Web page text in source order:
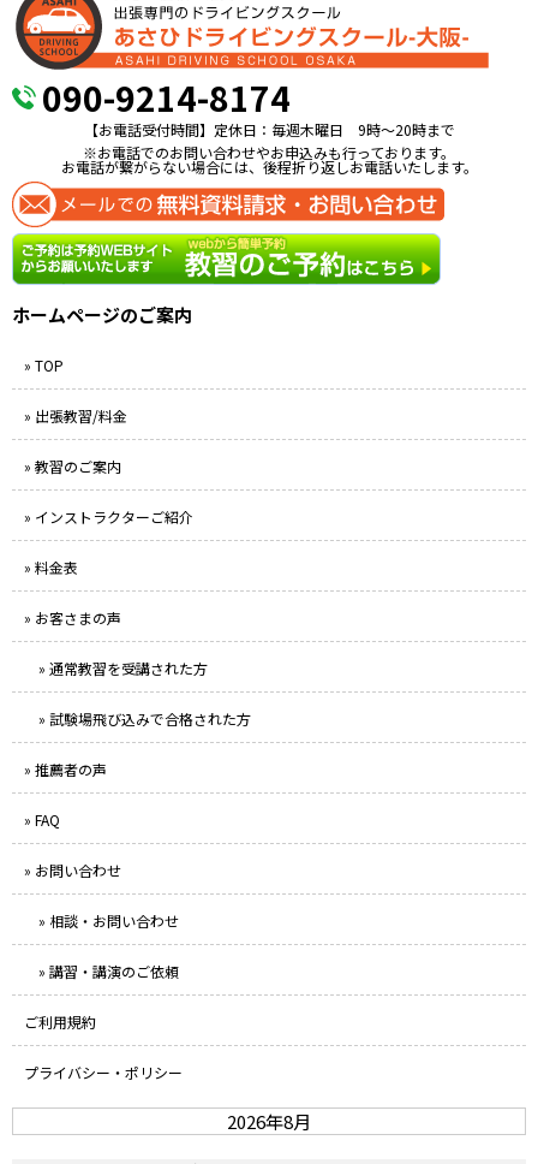
090-9214-8174
【お電話受付時間】定休日：毎週木曜日 9時〜20時まで
※お電話でのお問い合わせやお申込みも行っております。
お電話が繋がらない場合には、後程折り返しお電話いたします。
ホームページのご案内
» TOP
» 出張教習/料金
» 教習のご案内
» インストラクターご紹介
» 料金表
» お客さまの声
» 通常教習を受講された方
» 試験場飛び込みで合格された方
» 推薦者の声
» FAQ
» お問い合わせ
» 相談・お問い合わせ
» 講習・講演のご依頼
ご利用規約
プライバシー・ポリシー
2026年8月